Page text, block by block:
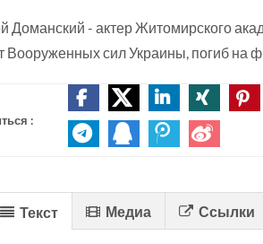
Доманский - актер Житомирского
Вооруженных сил Украины, погиб на
:
Текст Медиа Ссылки